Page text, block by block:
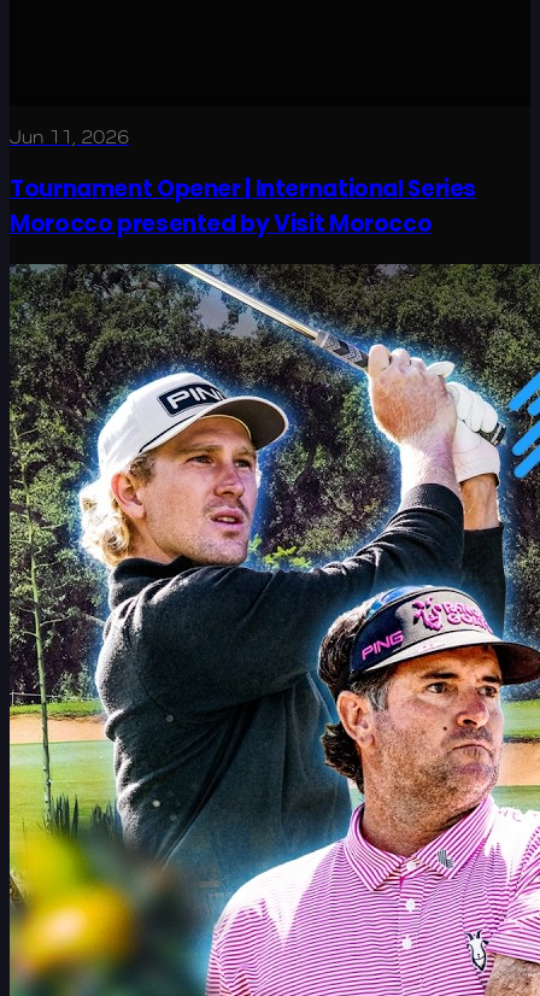
Jun 11, 2026
Tournament Opener | International Series
Morocco presented by Visit Morocco